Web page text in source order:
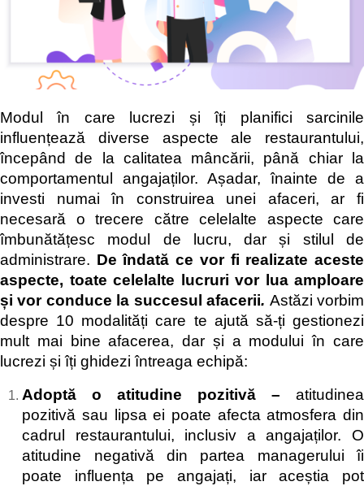
Modul în care lucrezi și îți planifici sarcinile
influențează diverse aspecte ale restaurantului,
începând de la calitatea mâncării, până chiar la
comportamentul angajaților. Așadar, înainte de a
investi numai în construirea unei afaceri, ar fi
necesară o trecere către celelalte aspecte care
îmbunătățesc modul de lucru, dar și stilul de
administrare. De îndată ce vor fi realizate aceste
aspecte, toate celelalte lucruri vor lua amploare
și vor conduce la succesul afacerii. Astăzi vorbim
despre 10 modalități care te ajută să-ți gestionezi
mult mai bine afacerea, dar și a modului în care
lucrezi și îți ghidezi întreaga echipă:
Adoptă o atitudine pozitivă – atitudinea
pozitivă sau lipsa ei poate afecta atmosfera din
cadrul restaurantului, inclusiv a angajaților. O
atitudine negativă din partea managerului îi
poate influența pe angajați, iar aceștia pot